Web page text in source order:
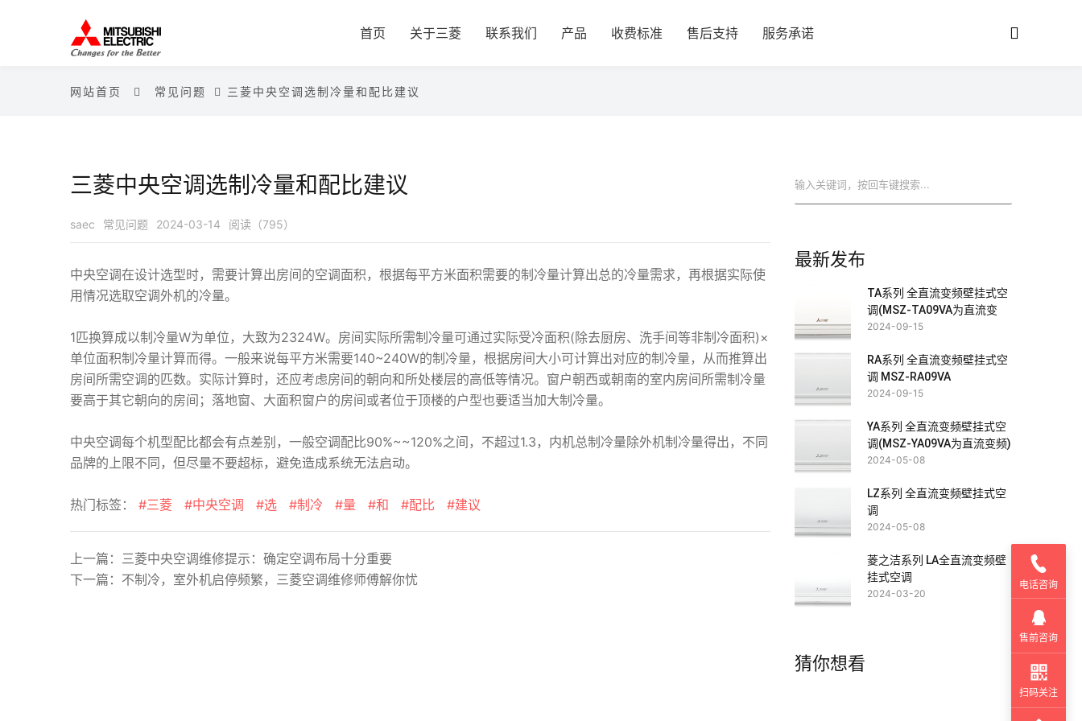
电话咨询
售前咨询
扫码关注
首页 关于三菱 联系我们 产品 收费标准 售后支持 服务承诺
网站首页 常见问题 三菱中央空调选制冷量和配比建议
三菱中央空调选制冷量和配比建议
saec 常见问题 2024-03-14 阅读（795）
中央空调在设计选型时，需要计算出房间的空调面积，根据每平方米面积需要的制冷量计算出总的冷量需求，再根据实际使
用情况选取空调外机的冷量。
1匹换算成以制冷量W为单位，大致为2324W。房间实际所需制冷量可通过实际受冷面积(除去厨房、洗手间等非制冷面积)×
单位面积制冷量计算而得。一般来说每平方米需要140~240W的制冷量，根据房间大小可计算出对应的制冷量，从而推算出
房间所需空调的匹数。实际计算时，还应考虑房间的朝向和所处楼层的高低等情况。窗户朝西或朝南的室内房间所需制冷量
要高于其它朝向的房间；落地窗、大面积窗户的房间或者位于顶楼的户型也要适当加大制冷量。
中央空调每个机型配比都会有点差别，一般空调配比90%~~120%之间，不超过1.3，内机总制冷量除外机制冷量得出，不同
品牌的上限不同，但尽量不要超标，避免造成系统无法启动。
热门标签： #三菱 #中央空调 #选 #制冷 #量 #和 #配比 #建议
上一篇： 三菱中央空调维修提示：确定空调布局十分重要
下一篇： 不制冷，室外机启停频繁，三菱空调维修师傅解你忧
最新发布
TA系列 全直流变频壁挂式空
调(MSZ-TA09VA为直流变
频)
2024-09-15
RA系列 全直流变频壁挂式空
调 MSZ-RA09VA
2024-09-15
YA系列 全直流变频壁挂式空
调(MSZ-YA09VA为直流变频)
2024-05-08
LZ系列 全直流变频壁挂式空
调
2024-05-08
菱之洁系列 LA全直流变频壁
挂式空调
2024-03-20
猜你想看